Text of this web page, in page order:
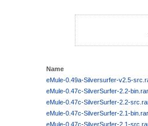
Name
eMule-0.49a-Silversurfer-v2.5-
eMule-0.47c-SilverSurfer-2.2-bin.rar
eMule-0.47c-SilverSurfer-2.2-
eMule-0.47c-SilverSurfer-2.1-bin.rar
eMule-0.47c-SilverSurfer-2.1-